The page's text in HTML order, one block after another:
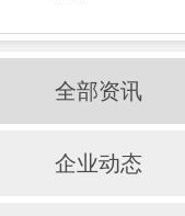
全部资讯
企业动态